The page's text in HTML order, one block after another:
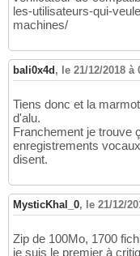
les-utilisateurs-qui-
machines/
bali0x4d, le 21/12/2018 à
Tiens donc et la
d'alu.
Franchement je trouve
enregistrements
disent.
MysticKhal_0, le 21/12/
Zip de 100Mo, 1700
je suis le premier à